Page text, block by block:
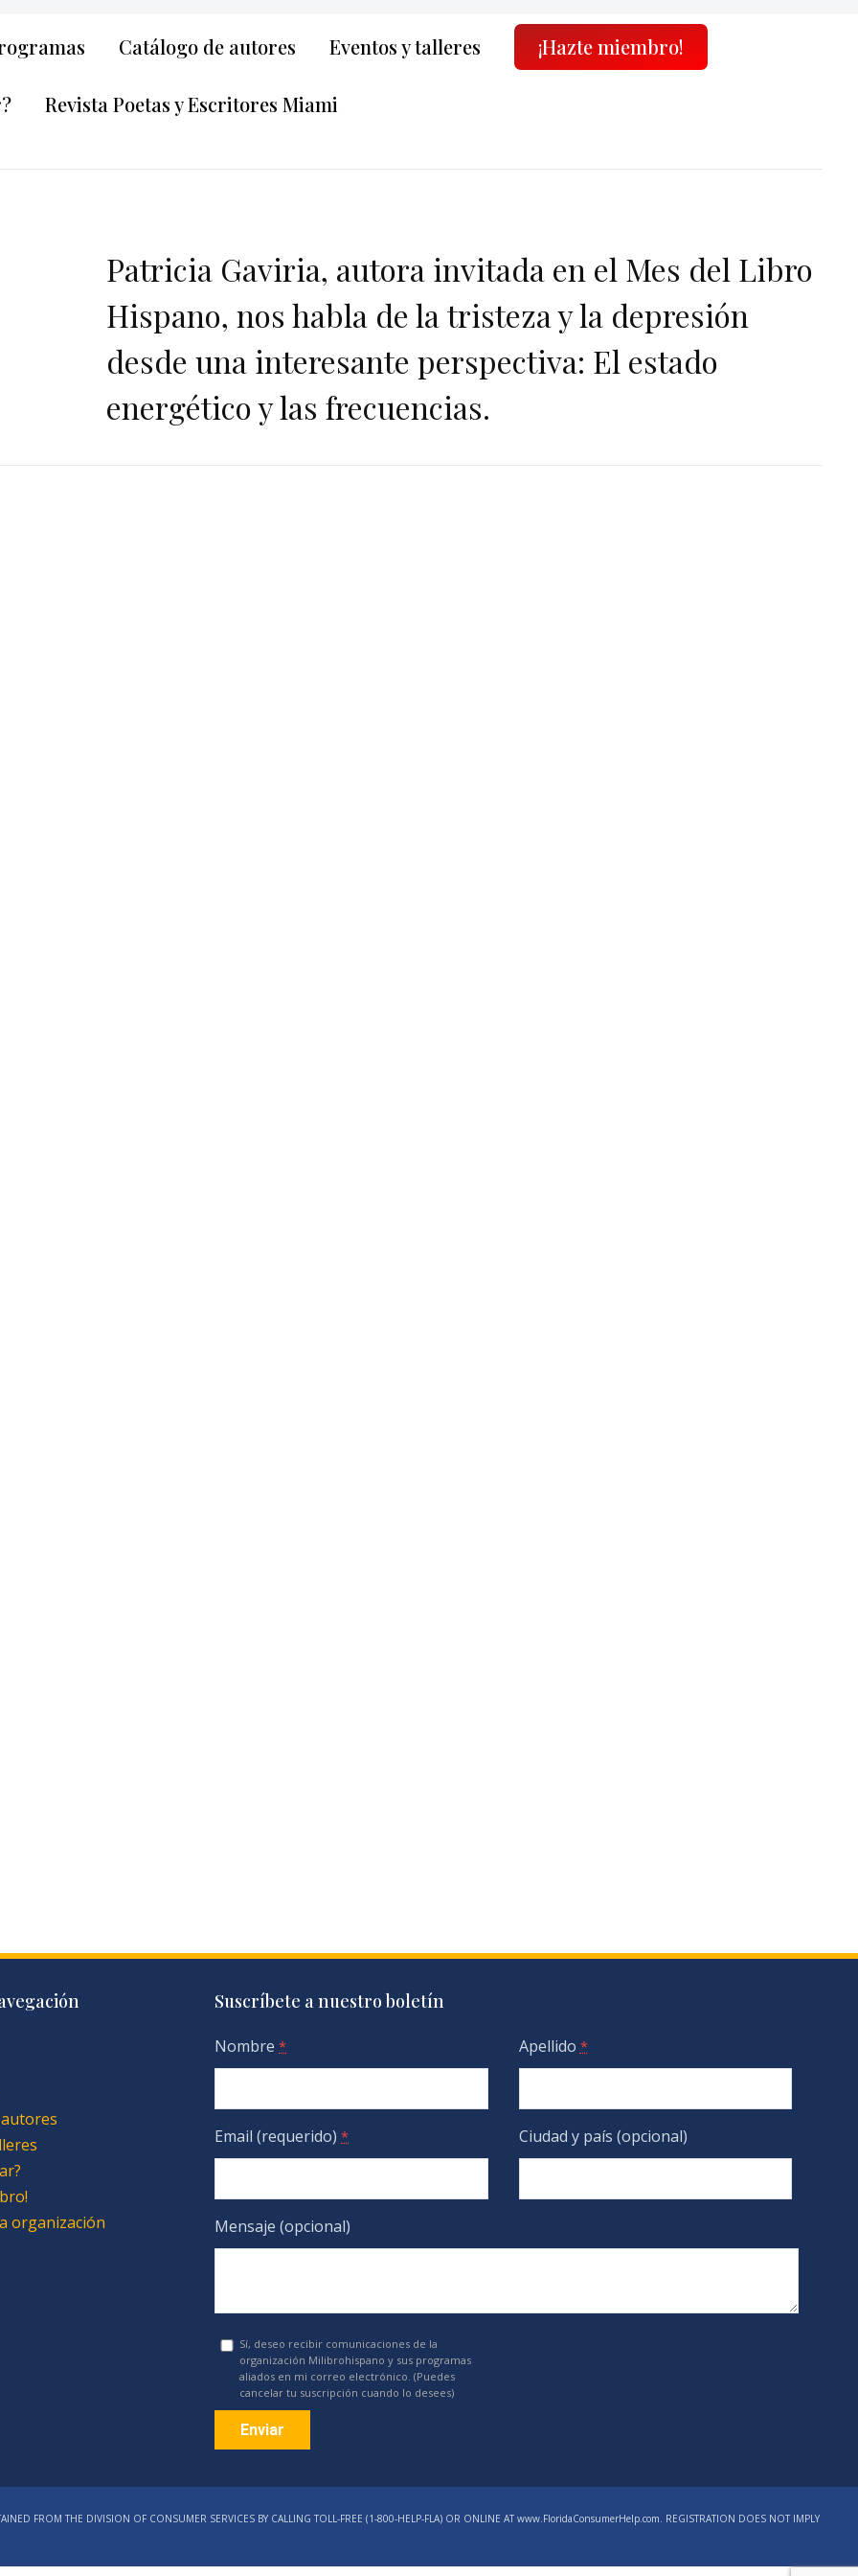
Catálogo de autores Eventos y talleres ¡Hazte miembro!
Revista Poetas y Escritores Miami
Patricia Gaviria, autora invitada en el Mes del Libro
Hispano, nos habla de la tristeza y la depresión
desde una interesante perspectiva: El estado
energético y las frecuencias.
organización
Suscríbete a nuestro boletín
Nombre * Apellido *
Email (requerido) * Ciudad y país (opcional)
Mensaje (opcional)
Sí, deseo recibir comunicaciones de la
organización Milibrohispano y sus programas
aliados en mi correo electrónico. (Puedes
cancelar tu suscripción cuando lo desees)
Use.
leave
FROM THE DIVISION OF CONSUMER SERVICES BY CALLING TOLL-FREE (1‑800‑HELP‑FLA) OR ONLINE AT www.FloridaConsumerHelp.com. REGISTRATION DOES NOT IMPLY